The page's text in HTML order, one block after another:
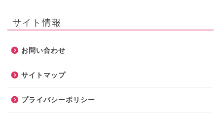
サイト情報
お問い合わせ
サイトマップ
プライバシーポリシー